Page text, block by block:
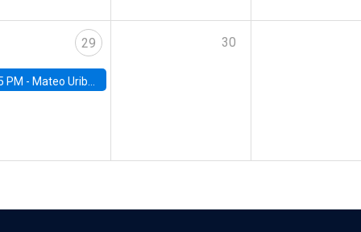
29
PM - Mateo Uribe-Castro, Universidad de los Andes (Colombia)
30